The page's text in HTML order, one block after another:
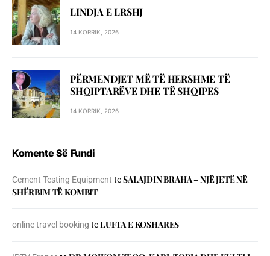
LINDJA E LRSHJ
14 KORRIK, 2026
PËRMENDJET MË TË HERSHME TË
SHQIPTARËVE DHE TË SHQIPES
14 KORRIK, 2026
Komente Së Fundi
Cement Testing Equipment teSALAJDIN BRAHA – NJЁ JETЁ NЁ
SHЁRBIM TЁ KOMBIT
online travel booking teLUFTA E KOSHARES